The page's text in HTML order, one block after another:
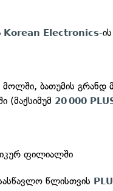
Korean Electronics-
მოლში, ბათუმის
(მაქსიმუმ 20 000
ფილიალში
წლისთვის